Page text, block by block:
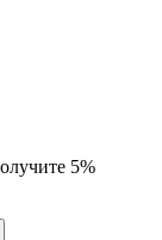
5%